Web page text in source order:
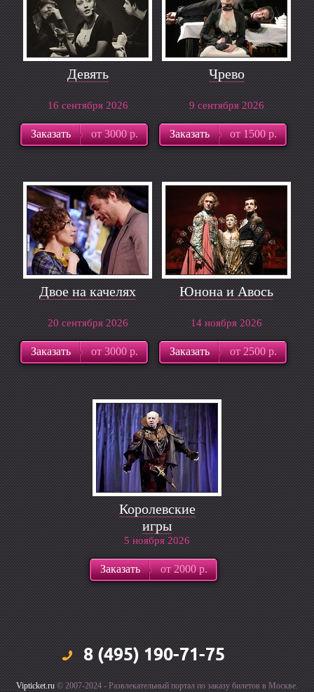
Девять
16 сентября 2026
Заказать от 3000 р.
Чрево
9 сентября 2026
Заказать от 1500 р.
Двое на качелях
20 сентября 2026
Заказать от 3000 р.
Юнона и Авось
14 ноября 2026
Заказать от 2500 р.
Королевские
игры
5 ноября 2026
Заказать от 2000 р.
8 (495) 190-71-75
Vipticket.ru© 2007-2024 - Развлекательный портал по заказу билетов в Москве.